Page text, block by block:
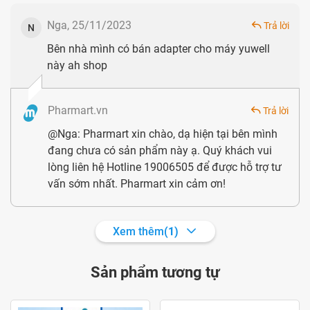
Hướng dẫn sử dụng
Dưới đây là video hướng dẫn sử dụng:
N Nga, 25/11/2023 Trả lời
Bên nhà mình có bán adapter cho máy yuwell
này ah shop
Pharmart.vn Trả lời
@Nga: Pharmart xin chào, dạ hiện tại bên mình
đang chưa có sản phẩm này ạ. Quý khách vui
lòng liên hệ Hotline 19006505 để được hỗ trợ tư
vấn sớm nhất. Pharmart xin cảm ơn!
Xem thêm(1)
Sản phẩm tương tự